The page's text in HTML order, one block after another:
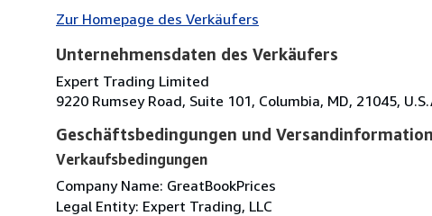
Zur Homepage des Verkäufers
Unternehmensdaten des Verkäufers
Expert Trading Limited
9220 Rumsey Road, Suite 101, Columbia, MD, 21045,
Geschäftsbedingungen und
Verkaufsbedingungen
Company Name: GreatBookPrices
Legal Entity: Expert Trading, LLC